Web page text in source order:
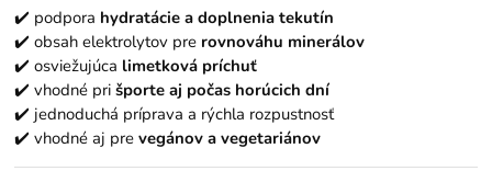
✔️ podpora hydratácie a doplnenia tekutín
✔️ obsah elektrolytov pre rovnováhu minerálov
✔️ osviežujúca limetková príchuť
✔️ vhodné prišporte aj počas horúcich dní
✔️ jednoduchá príprava a rýchla rozpustnosť
✔️ vhodné aj prevegánov a vegetariánov